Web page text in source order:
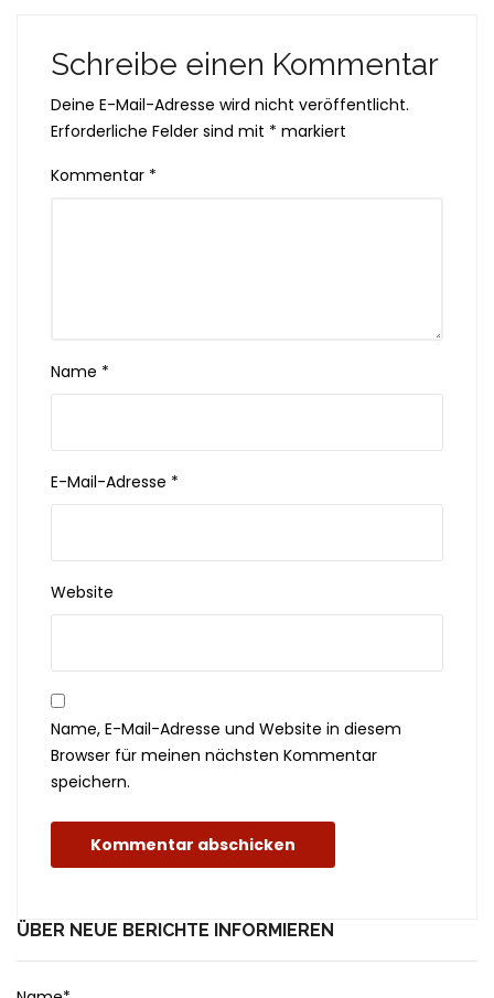
Schreibe einen Kommentar
Deine E-Mail-Adresse wird nicht veröffentlicht.
Erforderliche Felder sind mit * markiert
Kommentar *
Name *
E-Mail-Adresse *
Website
Name, E-Mail-Adresse und Website in diesem
Browser für meinen nächsten Kommentar
speichern.
ÜBER NEUE BERICHTE INFORMIEREN